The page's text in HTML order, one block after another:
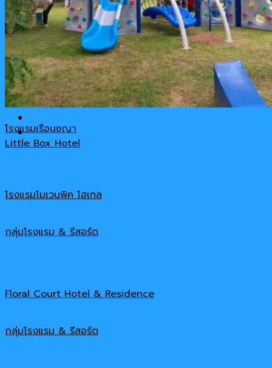
Cart
No products in the cart.
โรงแรมเรือนชญา
Little Box Hotel
โรงแรมโมเวนพิค โฮเทล
กลุ่มโรงแรม & รีสอร์ต
Floral Court Hotel & Residence
กลุ่มโรงแรม & รีสอร์ต